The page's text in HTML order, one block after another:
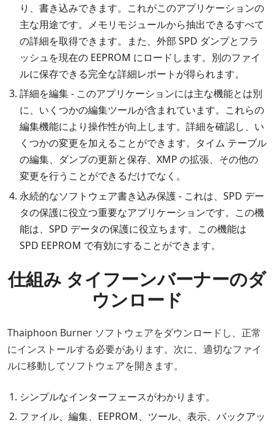
り、書き込みできます。これがこのアプリケーションの
主な用途です。メモリモジュールから抽出できるすべて
の詳細を取得できます。また、外部 SPD ダンプとフラ
ッシュを現在の EEPROM にロードします。別のファイ
ルに保存できる完全な詳細レポートが得られます。
詳細を編集 - このアプリケーションには主な機能とは別
に、いくつかの編集ツールが含まれています。これらの
編集機能により操作性が向上します。詳細を確認し、い
くつかの変更を加えることができます。タイム テーブル
の編集、ダンプの更新と保存、XMP の拡張、その他の
変更を行うことができるだけでなく。
永続的なソフトウェア書き込み保護 - これは、SPD デー
タの保護に役立つ重要なアプリケーションです。この機
能は、SPD データの保護に役立ちます。この機能は
SPD EEPROM で有効にすることができます。
仕組み タイフーンバーナーのダ
ウンロード
Thaiphoon Burner ソフトウェアをダウンロードし、正常
にインストールする必要があります。次に、適切なファイ
ルに移動してソフトウェアを開きます。
シンプルなインターフェースがわかります。
ファイル、編集、EEPROM、ツール、表示、バックアッ